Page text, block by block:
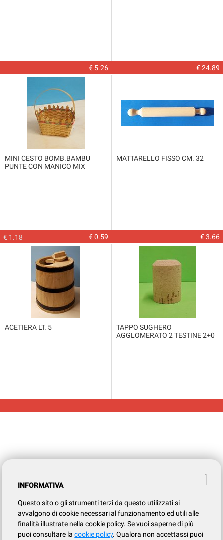
€ 5.26 € 24.89
MINI CESTO BOMB.BAMBU
PUNTE CON MANICO MIX
€ 1.18 € 0.59
MATTARELLO FISSO CM. 32
€ 3.66
ACETIERA LT. 5
TAPPO SUGHERO
AGGLOMERATO 2 TESTINE 2+0
INFORMATIVA
Questo sito o gli strumenti terzi da questo utilizzati si
avvalgono di cookie necessari al funzionamento ed utili alle
finalità illustrate nella cookie policy. Se vuoi saperne di più
puoi consultare lacookie policy. Qualora non accettassi puoi